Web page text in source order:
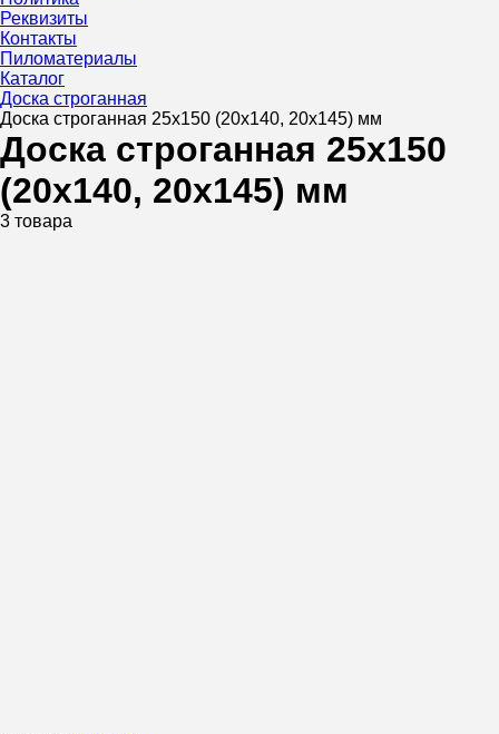
Реквизиты
Контакты
Пиломатериалы
Каталог
Доска строганная
Доска строганная 25х150 (20х140, 20х145) мм
Доска строганная 25х150
(20х140, 20х145) мм
3 товара